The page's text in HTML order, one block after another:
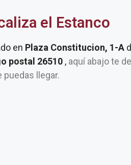
el Estanco
en Plaza Constitucion, 1-A
postal 26510 , aquí abajo te
puedas llegar.